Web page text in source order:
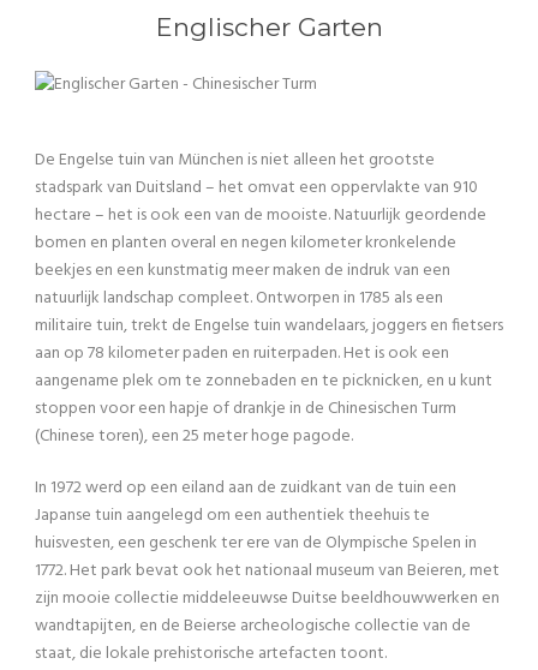
Englischer Garten
De Engelse tuin van München is niet alleen het grootste
stadspark van Duitsland – het omvat een oppervlakte van 910
hectare – het is ook een van de mooiste. Natuurlijk geordende
bomen en planten overal en negen kilometer kronkelende
beekjes en een kunstmatig meer maken de indruk van een
natuurlijk landschap compleet. Ontworpen in 1785 als een
militaire tuin, trekt de Engelse tuin wandelaars, joggers en fietsers
aan op 78 kilometer paden en ruiterpaden. Het is ook een
aangename plek om te zonnebaden en te picknicken, en u kunt
stoppen voor een hapje of drankje in de Chinesischen Turm
(Chinese toren), een 25 meter hoge pagode.
In 1972 werd op een eiland aan de zuidkant van de tuin een
Japanse tuin aangelegd om een ​​authentiek theehuis te
huisvesten, een geschenk ter ere van de Olympische Spelen in
1772. Het park bevat ook het nationaal museum van Beieren, met
zijn mooie collectie middeleeuwse Duitse beeldhouwwerken en
wandtapijten, en de Beierse archeologische collectie van de
staat, die lokale prehistorische artefacten toont.